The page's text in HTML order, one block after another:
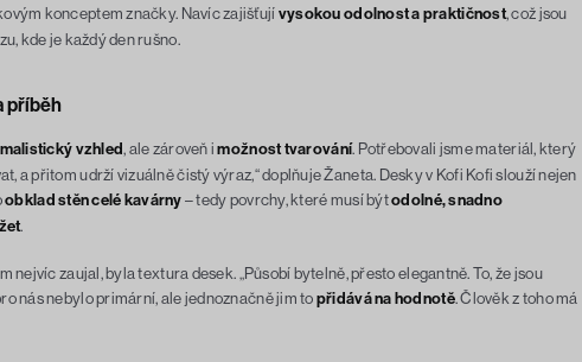
konceptem značky. Navíc zajišťujívysokou odolnost a praktičnost, což jsou
kde je každý den rušno.
příběh
vzhled, ale zároveň imožnost tvarování. Potřebovali jsme materiál, který
a přitom udrží vizuálně čistý výraz,“ doplňuje Žaneta. Desky v Kofi Kofi slouží nejen
obklad stěn celé kavárny – tedy povrchy, které musí býtodolné, snadno
.
nejvíc zaujal, byla textura desek. „Působí bytelně, přesto elegantně. To, že jsou
nás nebylo primární, ale jednoznačně jim topřidává na hodnotě. Člověk z toho má